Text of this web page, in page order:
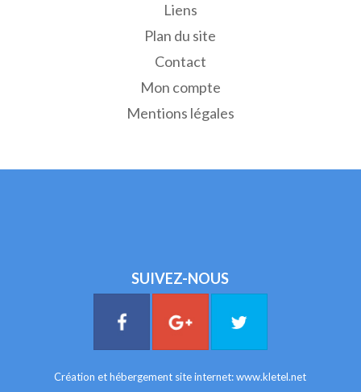
Liens
Plan du site
Contact
Mon compte
Mentions légales
SUIVEZ-NOUS
Création et hébergement site internet:www.kletel.net